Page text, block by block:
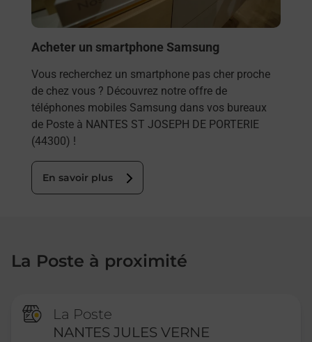
Acheter un smartphone Samsung
Vous recherchez un smartphone pas cher proche
de chez vous ? Découvrez notre offre de
téléphones mobiles Samsung dans vos bureaux
de Poste à NANTES ST JOSEPH DE PORTERIE
(44300) !
En savoir plus
La Poste à proximité
La Poste
NANTES JULES VERNE